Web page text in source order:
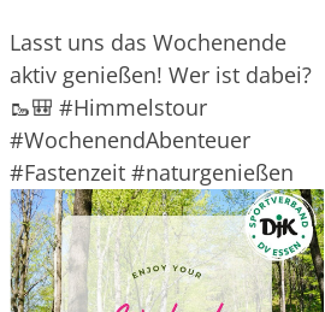
Lasst uns das Wochenende
aktiv genießen! Wer ist dabei?
🥾🎒 #Himmelstour
#WochenendAbenteuer
#Fastenzeit #naturgenießen